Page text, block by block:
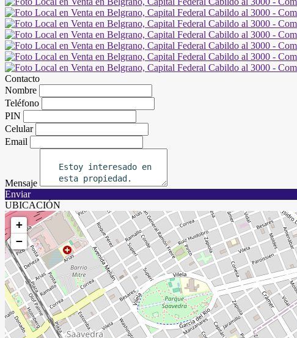
Contacto
Nombre
Teléfono
PIN
Celular
Email
Mensaje
Enviar
UBICACIÓN
+
−